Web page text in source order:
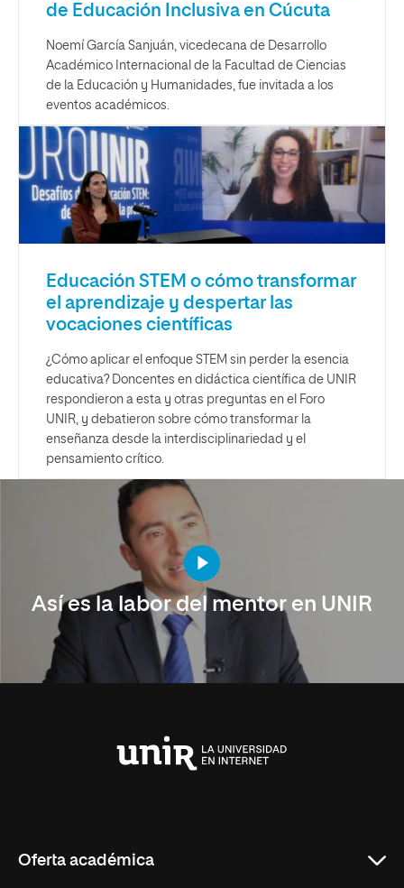
de Educación Inclusiva en Cúcuta
Noemí García Sanjuán, vicedecana de Desarrollo
Académico Internacional de la Facultad de Ciencias
de la Educación y Humanidades, fue invitada a los
eventos académicos.
Educación STEM o cómo transformar
el aprendizaje y despertar las
vocaciones científicas
¿Cómo aplicar el enfoque STEM sin perder la esencia
educativa? Doncentes en didáctica científica de UNIR
respondieron a esta y otras preguntas en el Foro
UNIR, y debatieron sobre cómo transformar la
enseñanza desde la interdisciplinariedad y el
pensamiento crítico.
Así es la labor del mentor en UNIR
Oferta académica